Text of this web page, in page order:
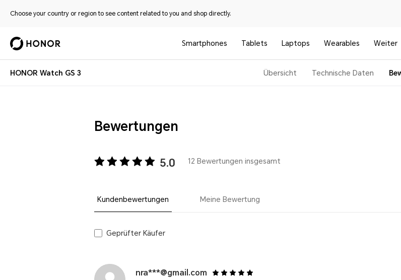
Choose your country or region to see content related to you and shop directly.
Smartphones Tablets Laptops Wearables Weiter
HONOR Watch GS 3 Übersicht Technische Daten
Bewertungen
5.0 12 Bewertungen insgesamt
Kundenbewertungen Meine Bewertung
Geprüfter Käufer
nra***@gmail.com